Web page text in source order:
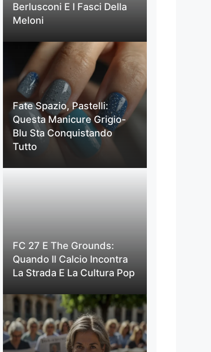
Berlusconi E I Fasci Della
Meloni
Fate Spazio, Pastelli:
Questa Manicure Grigio-
Blu Sta Conquistando
Tutto
FC 27 E The Grounds:
Quando Il Calcio Incontra
La Strada E La Cultura Pop